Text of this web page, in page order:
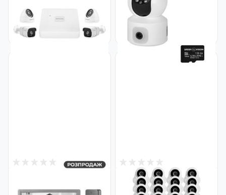
на 4 камеры 5MP для улицы
GreenVision GV-K-W66/4
(Lite)
Код: 20147
Беспроводная поворотная
камера два объектива GV-
186-GM-DIG40-10 PTZ + SD
128GB
Код: 23681
0
Комплект видеодомофона
Снят с производства
Комплект видеонаблюдения